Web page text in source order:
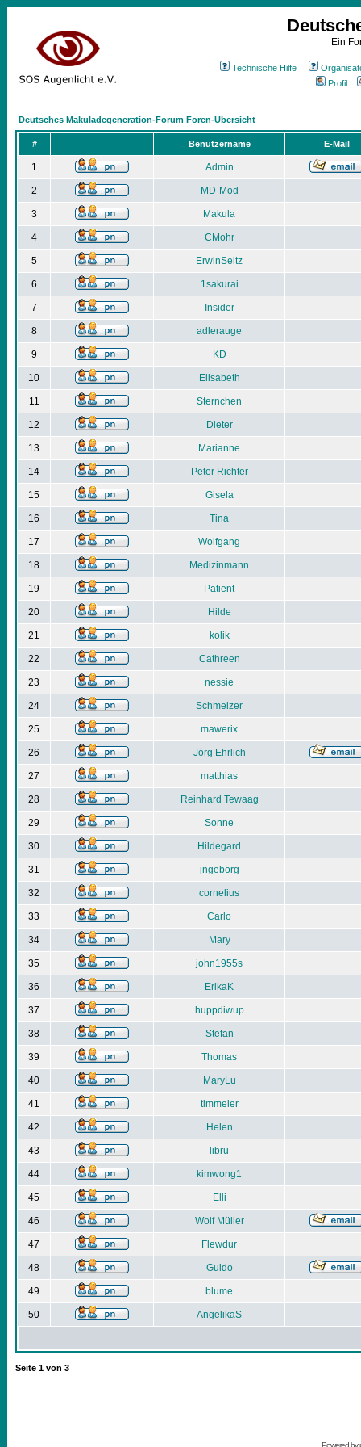
Ein
Technische Hilfe
Profil
Deutsches Makuladegeneration-Forum Foren-Übersicht
# Benutzername E-Mail
1 Admin
2 MD-Mod
3 Makula
4 CMohr
5 ErwinSeitz
6 1sakurai
7 Insider
8 adlerauge
9 KD
10 Elisabeth
11 Sternchen
12 Dieter
13 Marianne
14 Peter Richter
15 Gisela
16 Tina
17 Wolfgang
18 Medizinmann
19 Patient
20 Hilde
21 kolik
22 Cathreen
23 nessie
24 Schmelzer
25 mawerix
26 Jörg Ehrlich
27 matthias
28 Reinhard Tewaag
29 Sonne
30 Hildegard
31 jngeborg
32 cornelius
33 Carlo
34 Mary
35 john1955s
36 ErikaK
37 huppdiwup
38 Stefan
39 Thomas
40 MaryLu
41 timmeier
42 Helen
43 libru
44 kimwong1
45 Elli
46 Wolf Müller
47 Flewdur
48 Guido
49 blume
50 AngelikaS
Seite 1 von 3
Powered by